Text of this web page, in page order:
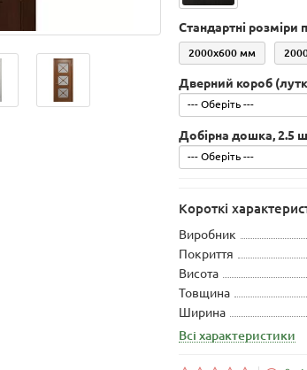
Стандартні
2000х600 мм
Дверний короб
Добірна дошка, 2.5
Короткі
Виробник
Покриття
Висота
Товщина
Ширина
Всі характеристики